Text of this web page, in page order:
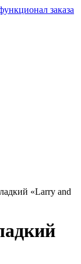
заказа
«Larry and